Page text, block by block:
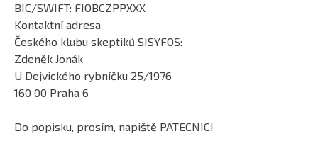
BIC/SWIFT: FIOBCZPPXXX
Kontaktní adresa
Českého klubu skeptiků SISYFOS:
Zdeněk Jonák
U Dejvického rybníčku 25/1976
160 00 Praha 6
Do popisku, prosím, napiště PATECNICI